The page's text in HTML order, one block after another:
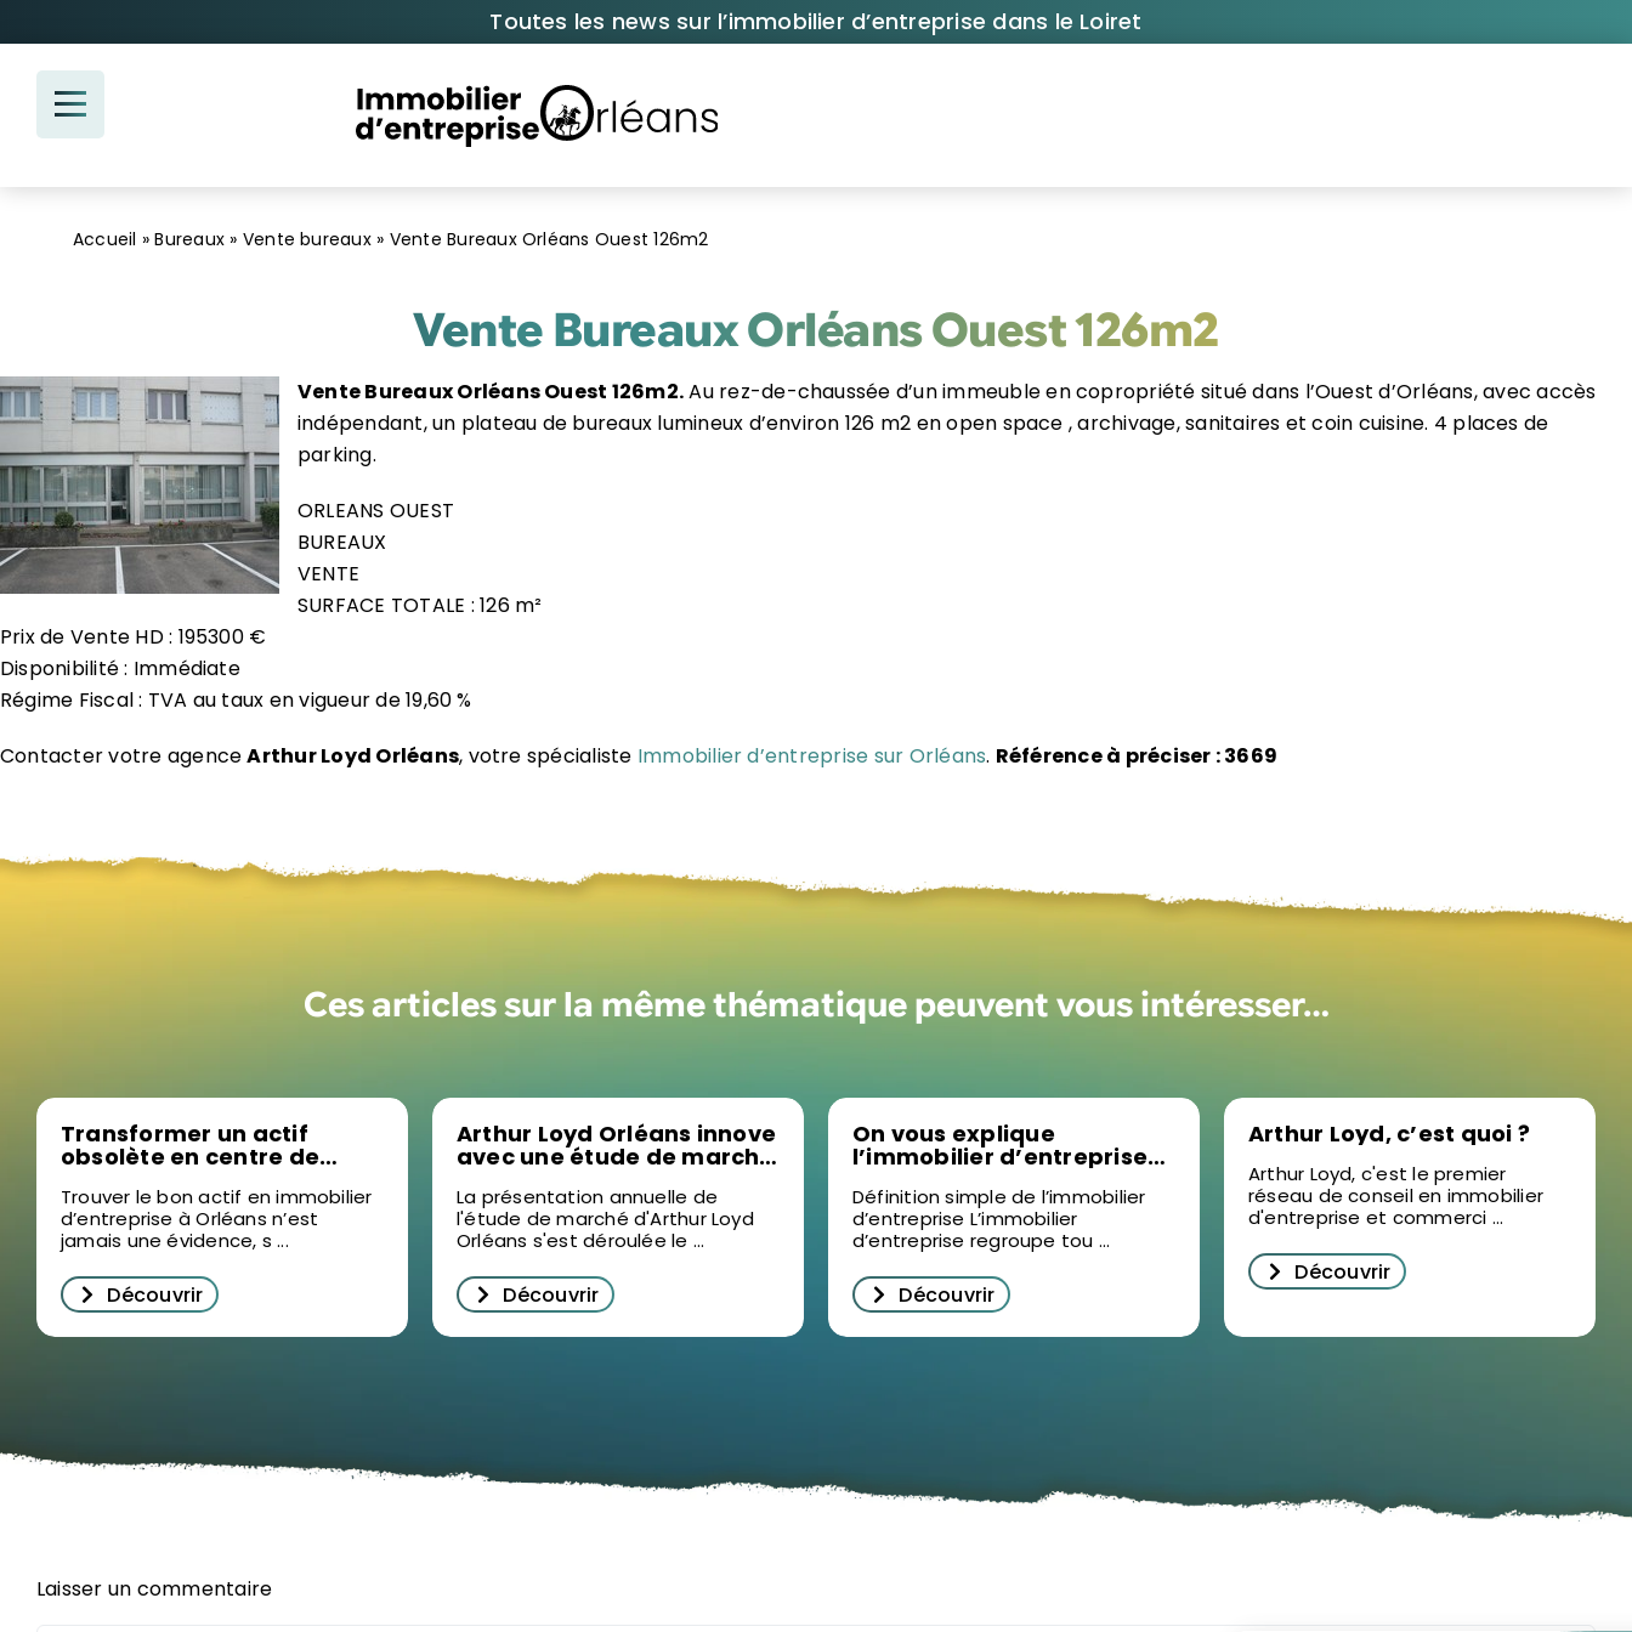
au
contenu
Toutes les news sur l’immobilier d’entreprise dans le Loiret
Accueil »Bureaux » Vente bureaux» Vente Bureaux Orléans Ouest 126m2
Vente Bureaux Orléans Ouest 126m2
Vente Bureaux Orléans Ouest 126m2.Au rez-de-chaussée d’un immeuble en copropriété situé dans l’Ouest d’Orléans, avec accès
indépendant, un plateau de bureaux lumineux d’environ 126 m2 en open space , archivage, sanitaires et coin cuisine. 4 places de
parking.
ORLEANS OUEST
BUREAUX
VENTE
SURFACE TOTALE : 126 m²
Prix de Vente HD : 195300 €
Disponibilité : Immédiate
Régime Fiscal : TVA au taux en vigueur de 19,60 %
Contacter votre agenceArthur Loyd Orléans, votre spécialiste Immobilier d’entreprise sur Orléans. Référence à préciser : 3669
Ces articles sur la même thématique peuvent vous intéresser…
Transformer un actif
obsolète en centre de
nouvelle stratégie sur le
marché de l’immobilier
d’entreprise à Orléans
Trouver le bon actif en immobilier
d’entreprise à Orléans n’est
jamais une évidence, s ...
Découvrir
Arthur Loyd Orléans innove
avec une étude de marché
pour décrypter
l’immobilier d’entreprise à
Orléans
La présentation annuelle de
l'étude de marché d'Arthur Loyd
Orléans s'est déroulée le ...
Découvrir
On vous explique
l’immobilier d’entreprise
Définition simple de l’immobilier
d’entreprise L’immobilier
d’entreprise regroupe tou ...
Découvrir
Arthur Loyd, c’est quoi ?
Arthur Loyd, c'est le premier
réseau de conseil en immobilier
d'entreprise et commerci ...
Découvrir
Laisser un commentaire